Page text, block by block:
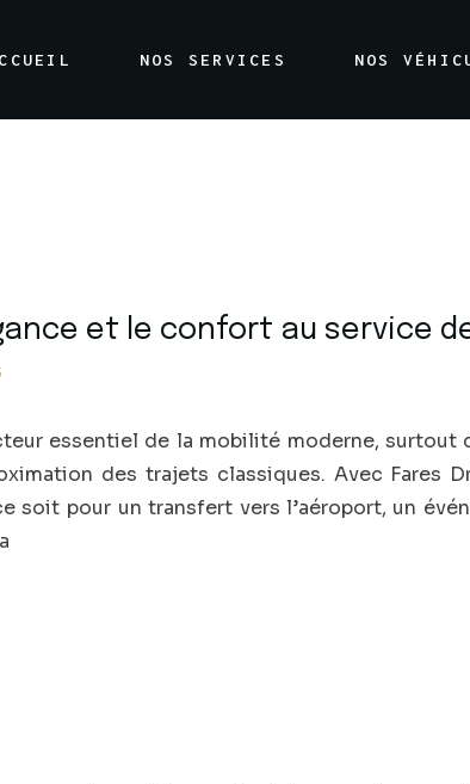
NOS SERVICES
Sorties et Découvertes
Touristiques
NOS
Événements
et le confort au service
essentiel de la mobilité moderne,
des trajets classiques. Avec Fares
soit pour un transfert vers l’aéroport, un